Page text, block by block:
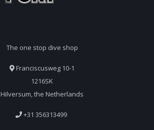
The one stop dive shop
Franciscusweg 10-1
1216SK
Hilversum, the Netherlands
+31 356313499